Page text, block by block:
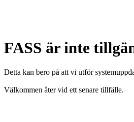
FASS är inte
Detta kan bero på att vi utför
Välkommen åter vid ett senare tillfälle.